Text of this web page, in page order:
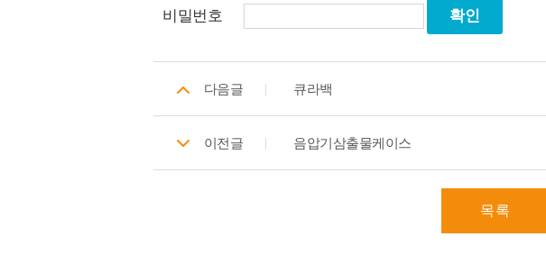
비밀번호
다음글 큐라백
이전글 음압기삼출물케이스
목록